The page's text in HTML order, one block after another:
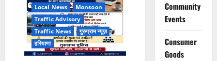
Local News
Monsoon
Traffic Advisory
Traffic News
गुरुग्राम न्यूज़
हरियाणा
Community
Events
Consumer
Goods